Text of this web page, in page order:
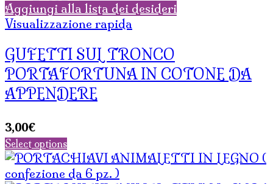
Aggiungi alla lista dei desideri
Visualizzazione rapida
GUFETTI SUL TRONCO
PORTAFORTUNA IN COTONE DA
APPENDERE
3,00€
Select options